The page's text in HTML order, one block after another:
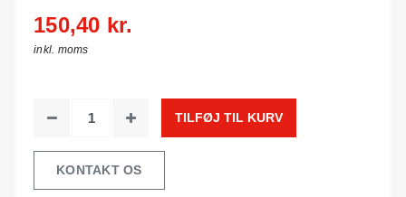
150,40 kr.
inkl. moms
TILFØJ TIL KURV
KONTAKT OS